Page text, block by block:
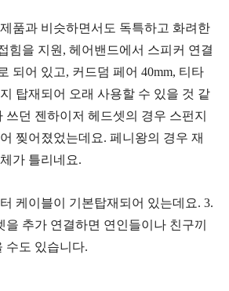
품과 비슷하면서도 독특하고 화려한
힘을 지원, 헤어밴드에서 스피커 연결
되어 있고, 커드덤 페어 40mm, 티타
탑재되어 오래 사용할 수 있을 것 같
쓰던 젠하이저 헤드셋의 경우 스펀지
찢어졌었는데요. 페니왕의 경우 재
가 틀리네요.
케이블이 기본탑재되어 있는데요. 3.
을 추가 연결하면 연인들이나 친구끼
수도 있습니다.